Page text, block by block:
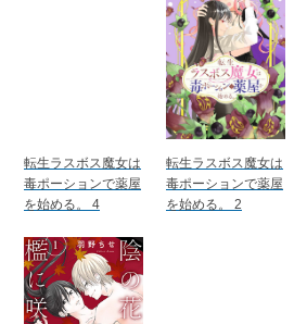
転生ラスボス魔女は
毒ポーションで薬屋
を始める。 4
転生ラスボス魔女は
毒ポーションで薬屋
を始める。 2